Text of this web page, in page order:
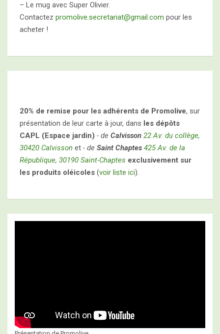
– Le mug avec Super Olivier.
Contactez promolive.secretariat@gmail.com pour les
acheter !
20% de remise pour les adhérents de Promolive, sur
présentation de leur carte à jour, dans les dépôts
CAPL (Espace jardin) - de Calvisson 22 Av. du collège,
30420 Calvisson et - de Saint Chaptes 425 Av. de la
République, 30190 Saint-Chaptes exclusivement sur
les produits oléicoles (voir liste ici).